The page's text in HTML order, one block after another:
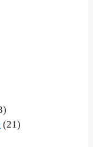
(21)